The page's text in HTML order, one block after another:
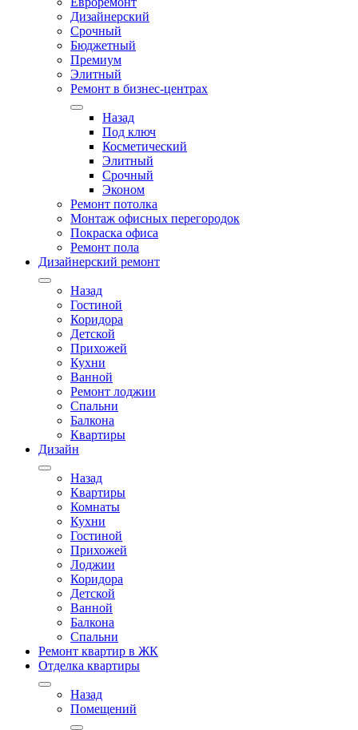
Дизайнерский
Срочный
Бюджетный
Премиум
Элитный
Ремонт в бизнес-центрах
Назад
Под ключ
Косметический
Элитный
Срочный
Эконом
Ремонт потолка
Монтаж офисных перегородок
Покраска офиса
Ремонт пола
Дизайнерский ремонт
Назад
Гостиной
Коридора
Детской
Прихожей
Кухни
Ванной
Ремонт лоджии
Спальни
Балкона
Квартиры
Дизайн
Назад
Квартиры
Комнаты
Кухни
Гостиной
Прихожей
Лоджии
Коридора
Детской
Ванной
Балкона
Спальни
Ремонт квартир в ЖК
Отделка квартиры
Назад
Помещений